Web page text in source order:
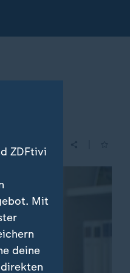
ZDFtivi
Mit
deine